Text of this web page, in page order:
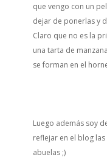
que vengo con un
dejar de ponerlas y
Claro que no es la
una tarta de
se forman en el
Luego además soy
reflejar en el blog
abuelas ;)